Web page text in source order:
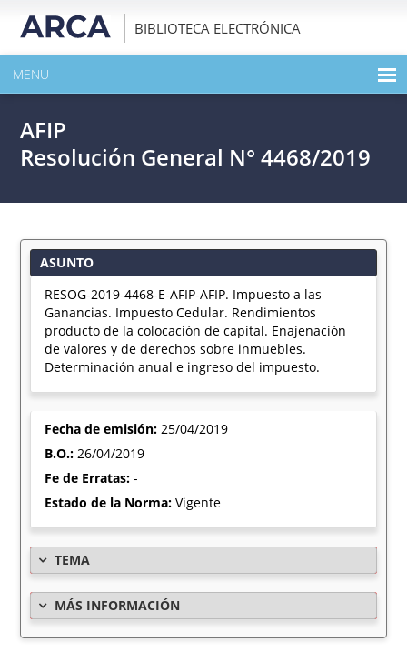
BIBLIOTECA ELECTRÓNICA
MENU
EXPANDIR TODO EL CONTENIDO DE LA PUBLICACIÓN
AFIP
Resolución General N° 4468/2019
ASUNTO
RESOG-2019-4468-E-AFIP-AFIP. Impuesto a las
Ganancias. Impuesto Cedular. Rendimientos
producto de la colocación de capital. Enajenación
de valores y de derechos sobre inmuebles.
Determinación anual e ingreso del impuesto.
Fecha de emisión:25/04/2019
B.O.:26/04/2019
Fe de Erratas:-
Estado de la Norma:Vigente
TEMA
MÁS INFORMACIÓN